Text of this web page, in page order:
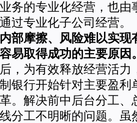
务的专业化经营，也由
过专业化子公司经营。
部摩擦、风险难以实现
易取得成功的主要原因
，为有效释放经营活力
银行开始针对主要盈利
。解决前中后台分工、
分工不明晰的问题。虽